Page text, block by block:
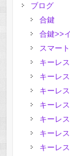
ブログ
合鍵
合鍵>>
スマー
キーレ
キーレ
キーレ
キーレ
キーレ
キーレ
キーレ